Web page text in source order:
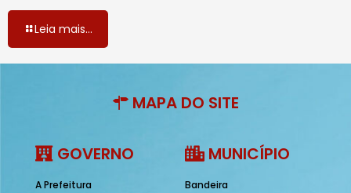
Leia mais...
MAPA DO SITE
GOVERNO
A Prefeitura
MUNICÍPIO
Bandeira